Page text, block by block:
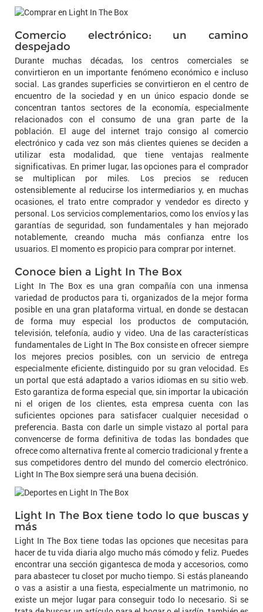
Comercio electrónico: un camino
despejado
Durante muchas décadas, los centros comerciales se
convirtieron en un importante fenómeno económico e incluso
social. Las grandes superficies se convirtieron en el centro de
encuentro de la sociedad y en un único espacio donde se
concentran tantos sectores de la economía, especialmente
relacionados con el consumo de una gran parte de la
población. El auge del internet trajo consigo al comercio
electrónico y cada vez son más clientes quienes se deciden a
utilizar esta modalidad, que tiene ventajas realmente
significativas. En primer lugar, las opciones para el comprador
se multiplican por miles. Los precios se reducen
ostensiblemente al reducirse los intermediarios y, en muchas
ocasiones, el trato entre comprador y vendedor es directo y
personal. Los servicios complementarios, como los envíos y las
garantías de seguridad, son fundamentales y han mejorado
notablemente, creando mucha más confianza entre los
usuarios. El momento es propicio para comprar por internet.
Conoce bien a Light In The Box
Light In The Box es una gran compañía con una inmensa
variedad de productos para ti, organizados de la mejor forma
posible en una gran plataforma virtual, en donde se destacan
de forma muy especial los productos de computación,
televisión, telefonía, audio y video. Una de las características
fundamentales de Light In The Box consiste en ofrecer siempre
los mejores precios posibles, con un servicio de entrega
especialmente eficiente, distinguido por su gran velocidad. Es
un portal que está adaptado a varios idiomas en su sitio web.
Esto garantiza de forma especial que, sin importar la ubicación
ni el origen de los clientes, esta empresa cuenta con las
suficientes opciones para satisfacer cualquier necesidad o
preferencia. Basta con darle un simple vistazo al portal para
convencerse de forma definitiva de todas las bondades que
ofrece como alternativa frente al comercio tradicional y frente a
sus competidores dentro del mundo del comercio electrónico.
Light In The Box siempre será una buena decisión.
Light In The Box tiene todo lo que buscas y
más
Light In The Box tiene todas las opciones que necesitas para
hacer de tu vida diaria algo mucho más cómodo y feliz. Puedes
encontrar una sección gigantesca de moda y accesorios, como
para abastecer tu closet por mucho tiempo. Si estás planeando
o vas a asistir a una fiesta, especialmente un matrimonio, no
existe un mejor lugar para conseguir todo lo necesario. Si se